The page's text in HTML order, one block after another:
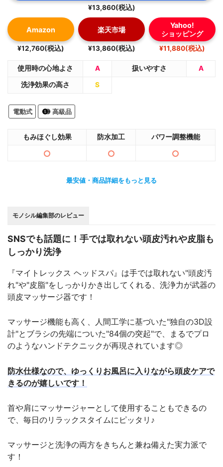
¥13,860(税込)
Amazon
¥12,760(税込)
楽天市場
¥13,860(税込)
Yahoo!
ショッピング
¥11,880(税込)
使用時の心地よさ A 扱いやすさ A
洗浄効果の高さ S
電動式 高級品
もみほぐし効果 防水加工 パワー調整機能
最安値・商品詳細をもっと見る
モノシル編集部のレビュー
SNSでも話題に！手では取れない頭皮汚れや皮脂も
しっかり洗浄
『マイトレックス ヘッドスパ』は手では取れない"頭皮汚
れ"や"皮脂"をしっかりかき出してくれる、洗浄力が武器の
頭皮マッサージ器です！
マッサージ機能も高く、人間工学に基づいた"独自の3D設
計"とブラシの先端についた"84個の突起"で、まるでプロ
のようなハンドテクニックが再現されています◎
防水仕様なので、ゆっくりお風呂に入りながら頭皮ケアで
きるのが嬉しいです！
首や肩にマッサージャーとして使用することもできるの
で、毎日のリラックスタイムにピッタリ♪
マッサージと洗浄の両方をきちんと兼ね備えた実力派で
す！